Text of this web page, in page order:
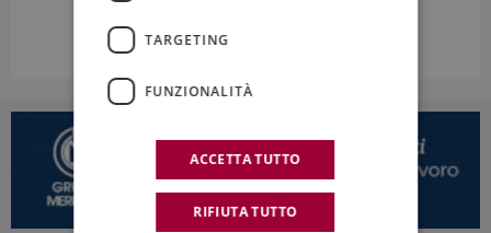
TARGETING
FUNZIONALITÀ
ACCETTA TUTTO
RIFIUTA TUTTO